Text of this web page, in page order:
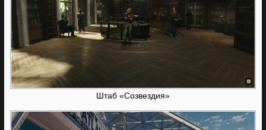
Штаб «Созвездия»